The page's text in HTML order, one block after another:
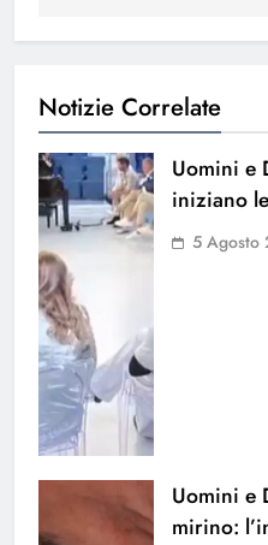
Notizie Correlate
Uomini e
iniziano
5 Agosto
Uomini e
mirino: